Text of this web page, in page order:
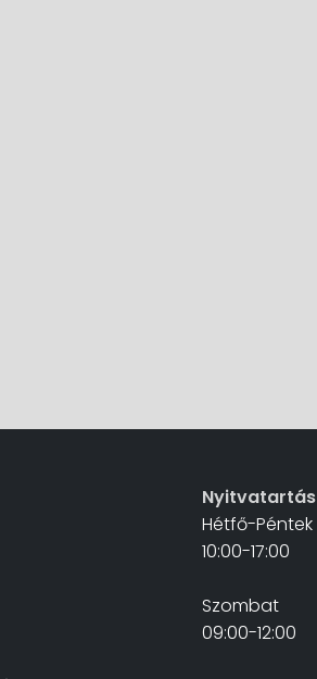
Nyitvatartás
Hétfő-Péntek
10:00-17:00
Szombat
09:00-12:00